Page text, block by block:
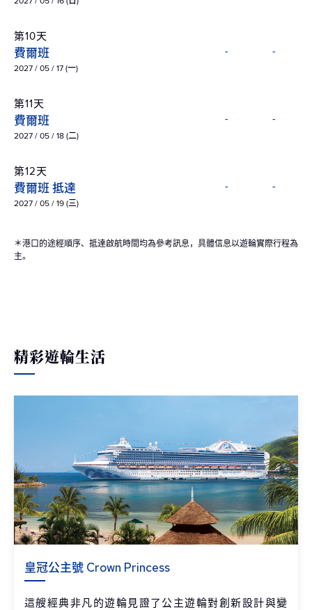
第10天
費爾班
2027 / 05 / 17 (一)
- -
第11天
費爾班
2027 / 05 / 18 (二)
- -
第12天
費爾班 抵達
2027 / 05 / 19 (三)
- -
＊港口的途經順序、抵達啟航時間均為參考訊息，具體信息以遊輪實際行程為
主。
精彩遊輪生活
皇冠公主號 Crown Princess
這艘經典非凡的遊輪見證了公主遊輪對創新設計與變